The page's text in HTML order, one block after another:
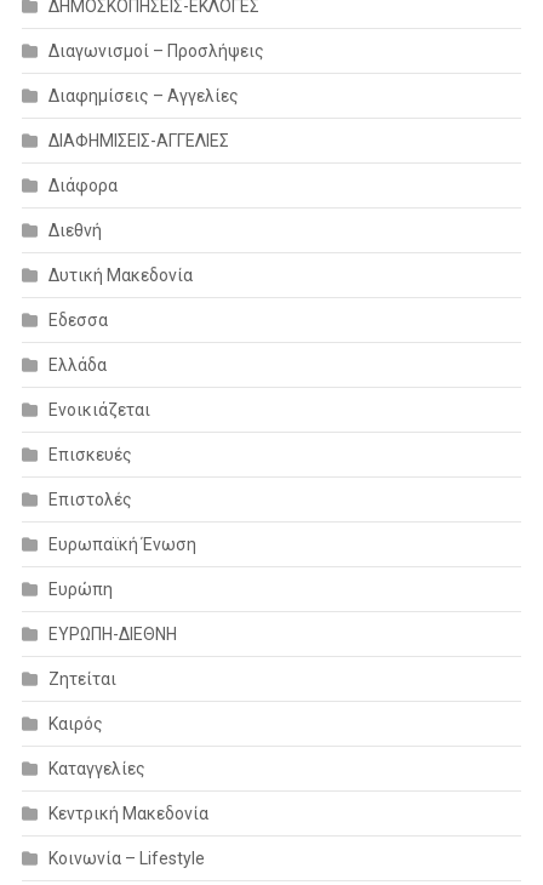
ΔΗΜΟΣΚΟΠΗΣΕΙΣ-ΕΚΛΟΓΕΣ
Διαγωνισμοί – Προσλήψεις
Διαφημίσεις – Αγγελίες
ΔΙΑΦΗΜΙΣΕΙΣ-ΑΓΓΕΛΙΕΣ
Διάφορα
Διεθνή
Δυτική Μακεδονία
Εδεσσα
Ελλάδα
Ενοικιάζεται
Επισκευές
Επιστολές
Ευρωπαϊκή Ένωση
Ευρώπη
ΕΥΡΩΠΗ-ΔΙΕΘΝΗ
Ζητείται
Καιρός
Καταγγελίες
Κεντρική Μακεδονία
Κοινωνία – Lifestyle